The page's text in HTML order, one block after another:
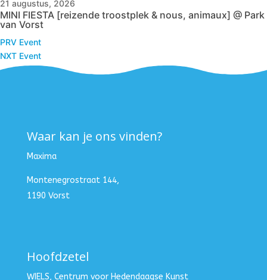
21 augustus, 2026
MINI FIESTA [reizende troostplek & nous, animaux] @ Park
van Vorst
PRV Event
NXT Event
Waar kan je ons vinden?
Maxima
Montenegrostraat 144,
1190 Vorst
Hoofdzetel
WIELS, Centrum voor Hedendaagse Kunst